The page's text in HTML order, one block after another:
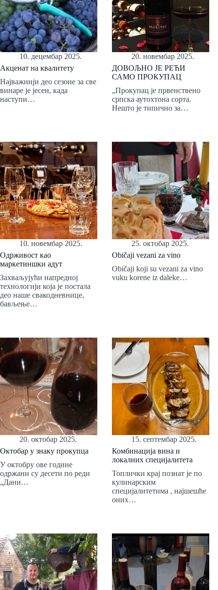
10. децембар 2025.
Акценат на квалитету
Најважнији део сезоне за све
винаре је јесен, када
наступи…
20. новембар 2025.
ДОВОЉНО ЈЕ РЕЋИ
САМО ПРОКУПАЦ
„Прокупац је првенствено
српска аутохтона сорта.
Нешто је типично за…
10. новембар 2025.
Одрживост као
маркетиншки адут
Захваљујући напредној
технологији која је постала
део наше свакодневнице,
бављење…
25. октобар 2025.
Običaji vezani za vino
Običaji koji su vezani za vino
vuku korene iz daleke…
20. октобар 2025.
Октобар у знаку прокупца
У октобру ове године
одржани су десети по реди
„Дани…
15. септембар 2025.
Комбинација вина и
локалних специјалитета
Топлички крај познат је по
кулинарским
специјалитетима , најшешће
оних…